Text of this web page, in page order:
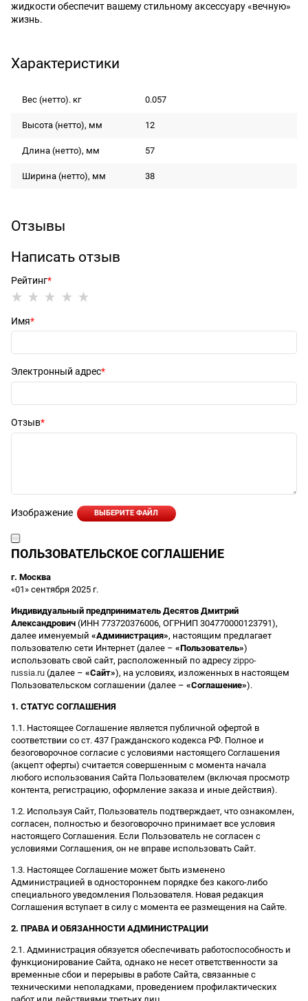
жидкости обеспечит вашему стильному аксессуару «вечную»
жизнь.
Характеристики
Вес (нетто). кг 0.057
Высота (нетто), мм 12
Длина (нетто), мм 57
Ширина (нетто), мм 38
Отзывы
Написать отзыв
Рейтинг
Имя
Электронный адрес
Отзыв
Изображение ВЫБЕРИТЕ ФАЙЛ
ПОЛЬЗОВАТЕЛЬСКОЕ СОГЛАШЕНИЕ
г. Москва
«01» сентября 2025 г.
Индивидуальный предприниматель Десятов Дмитрий
Александрович (ИНН 773720376006, ОГРНИП 304770000123791),
далее именуемый «Администрация», настоящим предлагает
пользователю сети Интернет (далее – «Пользователь»)
использовать свой сайт, расположенный по адресу zippo-
russia.ru (далее – «Сайт»), на условиях, изложенных в настоящем
Пользовательском соглашении (далее – «Соглашение»).
1. СТАТУС СОГЛАШЕНИЯ
1.1. Настоящее Соглашение является публичной офертой в
соответствии со ст. 437 Гражданского кодекса РФ. Полное и
безоговорочное согласие с условиями настоящего Соглашения
(акцепт оферты) считается совершенным с момента начала
любого использования Сайта Пользователем (включая просмотр
контента, регистрацию, оформление заказа и иные действия).
1.2. Используя Сайт, Пользователь подтверждает, что ознакомлен,
согласен, полностью и безоговорочно принимает все условия
настоящего Соглашения. Если Пользователь не согласен с
условиями Соглашения, он не вправе использовать Сайт.
1.3. Настоящее Соглашение может быть изменено
Администрацией в одностороннем порядке без какого-либо
специального уведомления Пользователя. Новая редакция
Соглашения вступает в силу с момента ее размещения на Сайте.
2. ПРАВА И ОБЯЗАННОСТИ АДМИНИСТРАЦИИ
2.1. Администрация обязуется обеспечивать работоспособность и
функционирование Сайта, однако не несет ответственности за
временные сбои и перерывы в работе Сайта, связанные с
техническими неполадками, проведением профилактических